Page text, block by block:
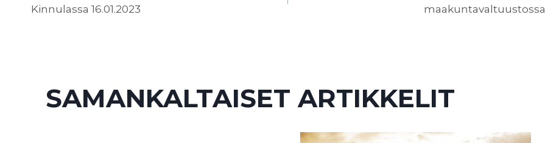
SELAUS
Kinnulassa 16.01.2023
maakuntavaltuustossa
SAMANKALTAISET ARTIKKELIT